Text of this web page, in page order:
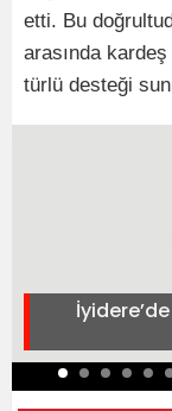
etti. Bu
arasında
türlü desteği